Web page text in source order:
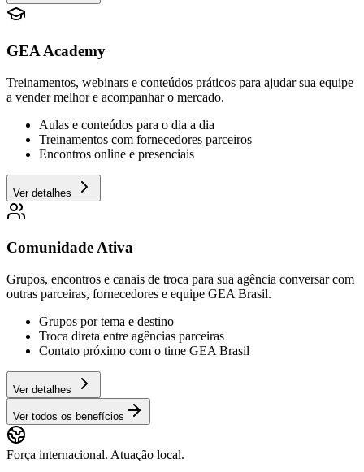
GEA Academy
Treinamentos, webinars e conteúdos práticos para ajudar sua equipe
a vender melhor e acompanhar o mercado.
Aulas e conteúdos para o dia a dia
Treinamentos com fornecedores parceiros
Encontros online e presenciais
Ver detalhes
Comunidade Ativa
Grupos, encontros e canais de troca para sua agência conversar com
outras parceiras, fornecedores e equipe GEA Brasil.
Grupos por tema e destino
Troca direta entre agências parceiras
Contato próximo com o time GEA Brasil
Ver detalhes
Ver todos os benefícios
Força internacional. Atuação local.